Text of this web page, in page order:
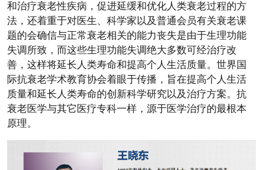
和治疗衰老性疾病，促进延缓和优化人类衰老过程的方
法，还着重于对医生、科学家以及普通会员有关衰老课
题的会确信与正常衰老相关的能力丧失是由于生理功能
失调所致，而这些生理功能失调绝大多数可经治疗改
善，这样将延长人类寿命和提高个人生活质量。世界国
际抗衰老学术教育协会着眼于传播，旨在提高个人生活
质量和延长人类寿命的创新科学研究以及治疗方案。抗
衰老医学与其它医疗专科一样，源于医学治疗的最根本
原理。